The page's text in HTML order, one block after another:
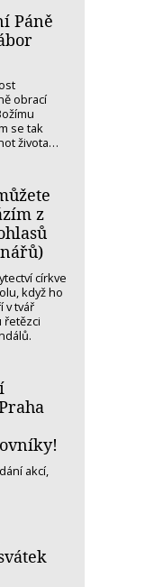
Páně
obrací
se tak
života…
z
církve
když ho
v tvář
řetězci
akcí,